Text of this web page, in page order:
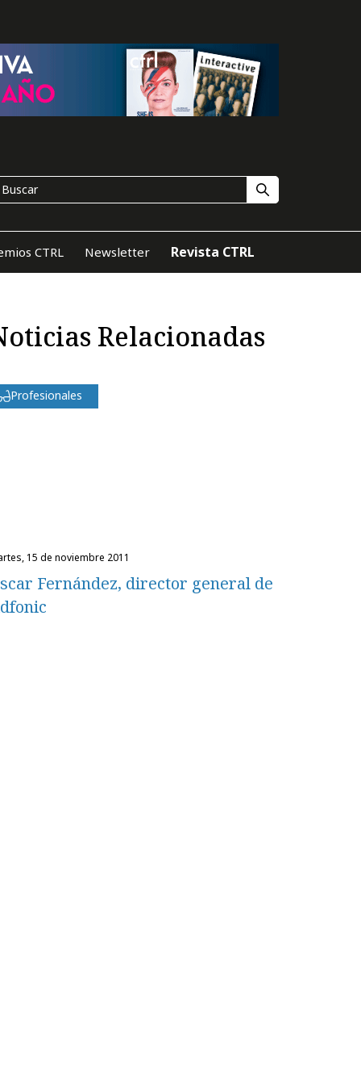
CTRL Newsletter Revista CTRL
Relacionadas
Profesionales
15 de noviembre 2011
Fernández, director general de